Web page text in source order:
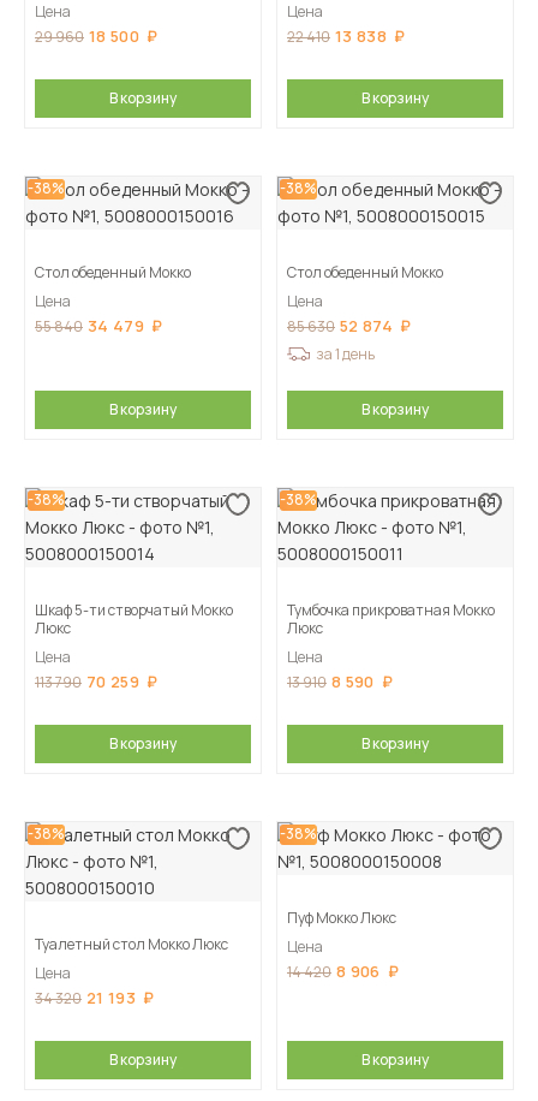
Цена
29 960 18 500
В корзину
Цена
22 410 13 838
В корзину
-38%
Стол обеденный Мокко
Цена
55 840 34 479
В корзину
-38%
Стол обеденный Мокко
Цена
85 630 52 874
за 1 день
В корзину
-38%
Шкаф 5-ти створчатый Мокко
Люкс
Цена
113 790 70 259
В корзину
-38%
Тумбочка прикроватная Мокко
Люкс
Цена
13 910 8 590
В корзину
-38%
Туалетный стол Мокко Люкс
Цена
34 320 21 193
В корзину
-38%
Пуф Мокко Люкс
Цена
14 420 8 906
В корзину